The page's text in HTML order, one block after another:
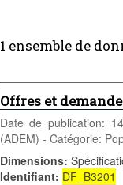
1 ensemble de
Offres et
Date de publication:
(ADEM) - Catégorie:
Dimensions:
Identifiant: DF_B3201